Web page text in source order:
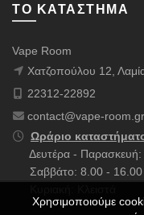
ΤΟ ΚΑΤΆΣΤΗΜΑ
Vape Room
Χατζοπούλου 12,
22312-22892
contact@vape-room.gr
Ωράριο
Δευτέρα - Παρασκευή:
Σαββάτο: 8.00 - 16.00
Χρησιμοποιούμε